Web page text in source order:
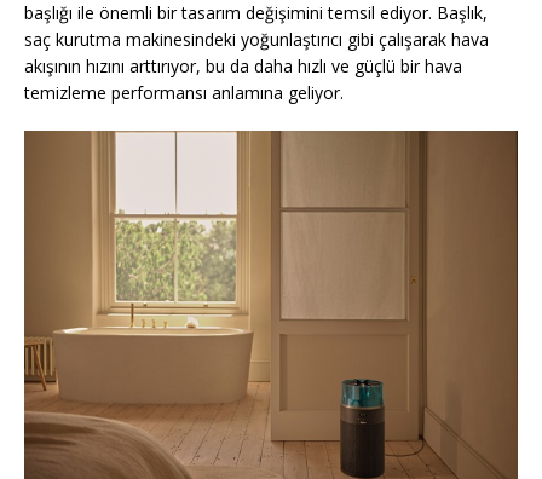
başlığı ile önemli bir tasarım değişimini temsil ediyor. Başlık,
saç kurutma makinesindeki yoğunlaştırıcı gibi çalışarak hava
akışının hızını arttırıyor, bu da daha hızlı ve güçlü bir hava
temizleme performansı anlamına geliyor.